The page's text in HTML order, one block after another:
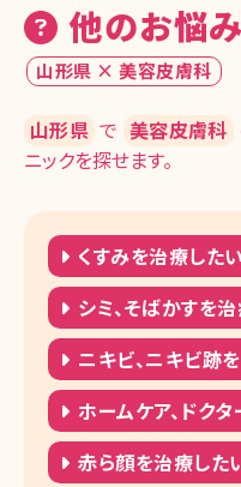
他のお悩
山形県 × 美容皮膚科
山形県 で 美容皮膚科
ニックを探せます。
くすみを治療したい
シミ、そばかすを
ニキビ、ニキビ跡
ホームケア、ドク
赤ら顔を治療した